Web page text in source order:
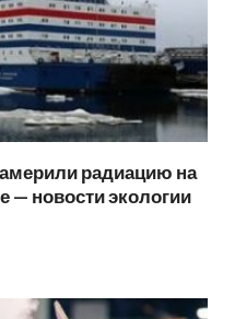
радиацию на
— новости экологии